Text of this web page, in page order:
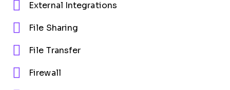
External Integrations
File Sharing
File Transfer
Firewall